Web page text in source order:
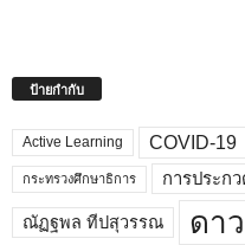
ป้ายกำกับ
Active Learning COVID-19
กระทรวงศึกษาธิการ การประก
ณัฏฐพล ทีปสุวรรณ ดา